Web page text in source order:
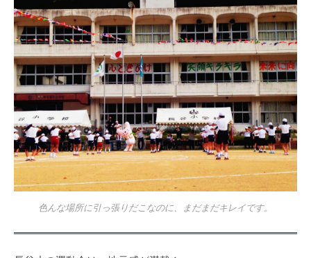
色んな場所に引っ張りだこなのに、まだまだキレイです。